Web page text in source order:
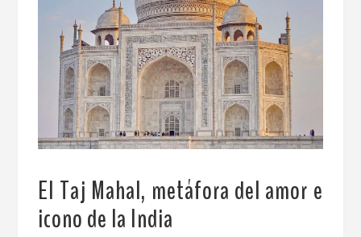
El Taj Mahal, metáfora del amor e
icono de la India